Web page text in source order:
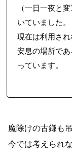
（一日一夜と
いていました。
現在は利用さ
安息の場所で
っています。
魔除けの古鎌も
今では考えられ